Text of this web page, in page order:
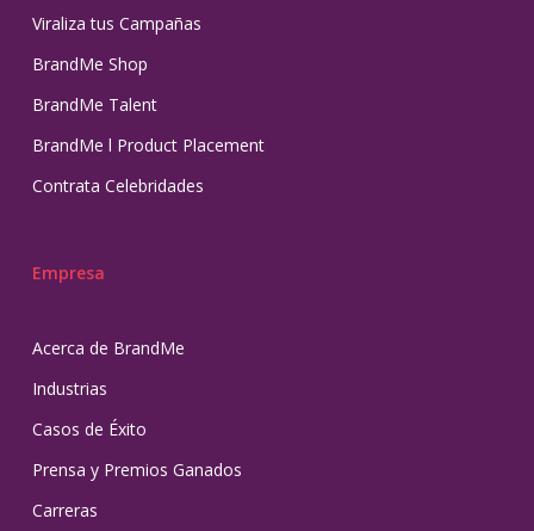
Viraliza tus Campañas
BrandMe Shop
BrandMe Talent
BrandMe l Product Placement
Contrata Celebridades
Empresa
Acerca de BrandMe
Industrias
Casos de Éxito
Prensa y Premios Ganados
Carreras